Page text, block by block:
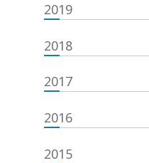
2019
2018
2017
2016
2015